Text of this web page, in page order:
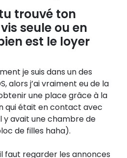
trouvé ton
seule ou en
est le loyer
je suis dans un des
alors j’ai vraiment eu de la
une place grâce à la
qui était en contact avec
y avait une chambre de
de filles haha).
faut regarder les annonces